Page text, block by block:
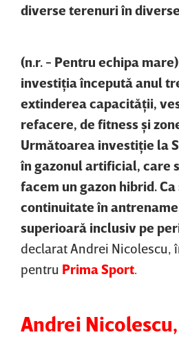
diverse terenuri în
(n.r. - Pentru echipa
investiţia începută anul
extinderea capacităţii,
refacere, de fitness şi
Următoarea investiţie la
în gazonul artificial, care
facem un gazon hibrid.
continuitate în
superioară inclusiv pe
declarat Andrei Nicolescu,
pentru Prima Sport
Andrei